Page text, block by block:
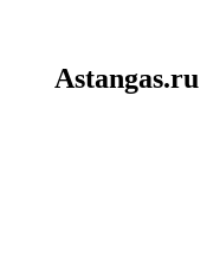
Astangas.ru